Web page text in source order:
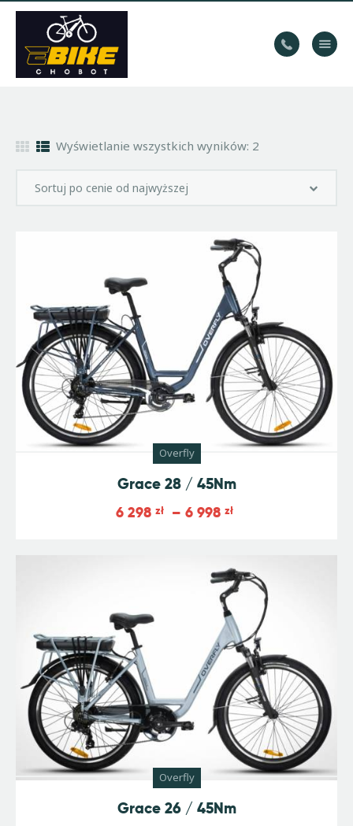
HOME
TRASY
KONTAKT
Wyświetlanie wszystkich wyników: 2
Overfly
Grace 28 / 45Nm
6 298 zł – 6 998 zł
Overfly
Grace 26 / 45Nm